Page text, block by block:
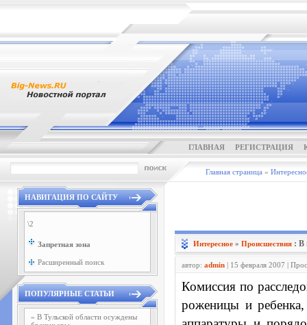
ГЛАВНАЯ РЕГИСТРАЦИЯ
Главная страница »
НАВИГАЦИЯ ПО САЙТУ
\2
Запретная зона
Расширенный поиск
ПОПУЛЯРНЫЕ СТАТЬИ
» В Тульской области осуждены
Интересное » Проиcшествия : В
автор: admin | 15 февраля 2007 |
Комиссия по
роженицы и ребенка,